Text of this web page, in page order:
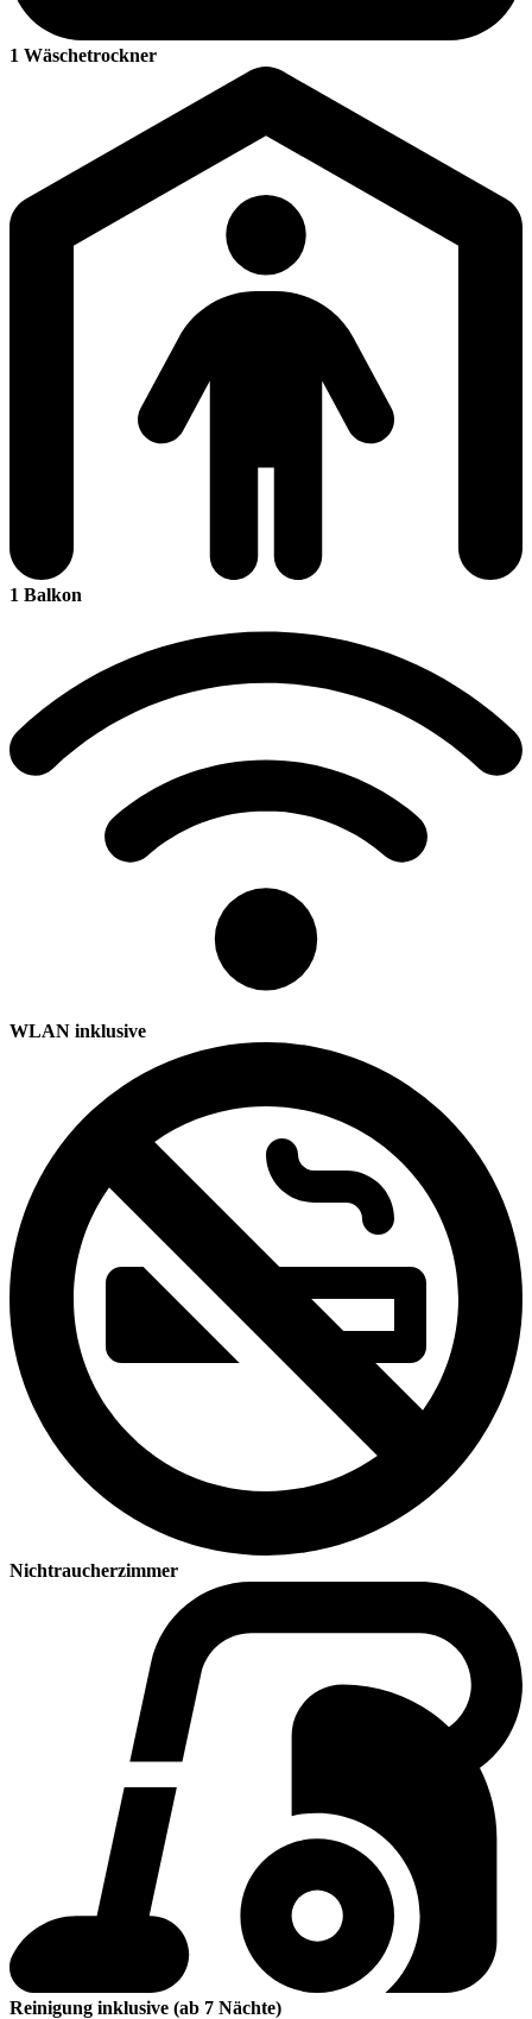
1 Wäschetrockner
1 Balkon
WLAN inklusive
Nichtraucherzimmer
Reinigung inklusive (ab 7 Nächte)